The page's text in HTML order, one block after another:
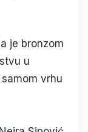
je bronzom
u
vrhu